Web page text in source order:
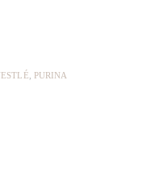
PURINA